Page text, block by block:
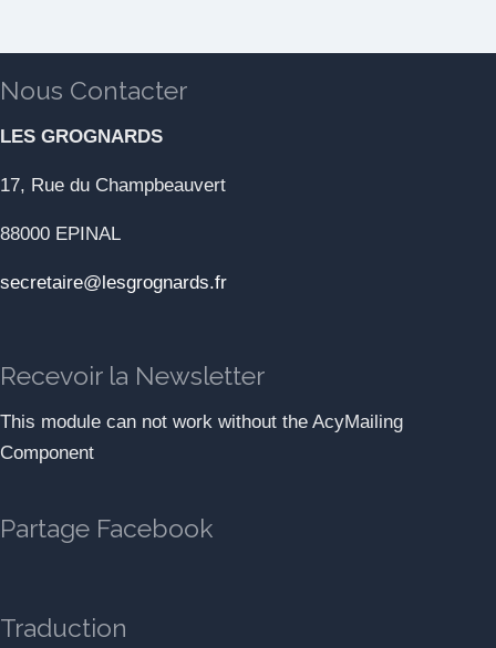
Nous Contacter
LES GROGNARDS
17, Rue du Champbeauvert
88000 EPINAL
secretaire@lesgrognards.fr
Recevoir la Newsletter
This module can not work without the AcyMailing
Component
Partage Facebook
Traduction